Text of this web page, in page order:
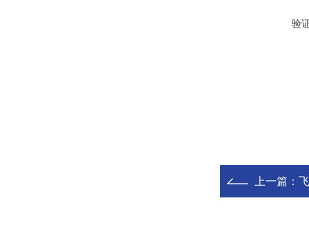
验
上一篇：